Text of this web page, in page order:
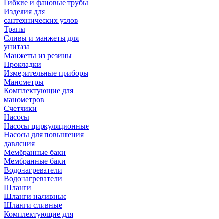
Гибкие и фановые трубы
Изделия для
сантехнических узлов
Трапы
Сливы и манжеты для
унитаза
Манжеты из резины
Прокладки
Измерительные приборы
Манометры
Комплектующие для
манометров
Счетчики
Насосы
Насосы циркуляционные
Насосы для повышения
давления
Мембранные баки
Мембранные баки
Водонагреватели
Водонагреватели
Шланги
Шланги наливные
Шланги сливные
Комплектующие для